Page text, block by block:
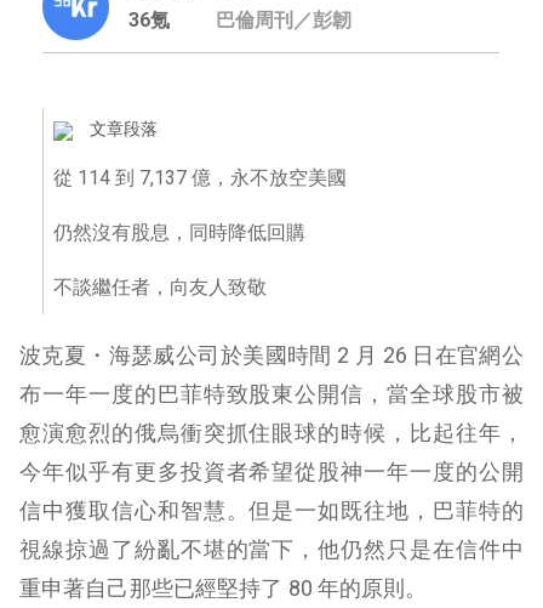
36氪 巴倫周刊／彭韌
文章段落
從 114 到 7,137 億，永不放空美國
仍然沒有股息，同時降低回購
不談繼任者，向友人致敬
波克夏・海瑟威公司於美國時間 2 月 26 日在官網公
布一年一度的巴菲特致股東公開信，當全球股市被
愈演愈烈的俄烏衝突抓住眼球的時候，比起往年，
今年似乎有更多投資者希望從股神一年一度的公開
信中獲取信心和智慧。但是一如既往地，巴菲特的
視線掠過了紛亂不堪的當下，他仍然只是在信件中
重申著自己那些已經堅持了 80 年的原則。